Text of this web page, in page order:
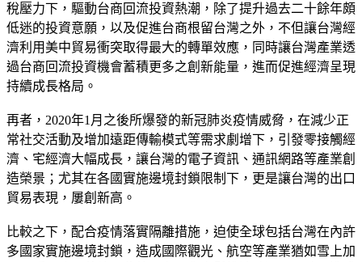
稅壓力下，驅動台商回流投資熱潮，除了提升過去二十餘年頗
低迷的投資意願，以及促進台商根留台灣之外，不但讓台灣經
濟利用美中貿易衝突取得最大的轉單效應，同時讓台灣產業透
過台商回流投資機會蓄積更多之創新能量，進而促進經濟呈現
持續成長格局。
再者，2020年1月之後所爆發的新冠肺炎疫情威脅，在減少正
常社交活動及增加遠距傳輸模式等需求劇增下，引發零接觸經
濟、宅經濟大幅成長，讓台灣的電子資訊、通訊網路等產業創
造榮景；尤其在各國實施邊境封鎖限制下，更是讓台灣的出口
貿易表現，屢創新高。
比較之下，配合疫情落實隔離措施，迫使全球包括台灣在內許
多國家實施邊境封鎖，造成國際觀光、航空等產業猶如雪上加